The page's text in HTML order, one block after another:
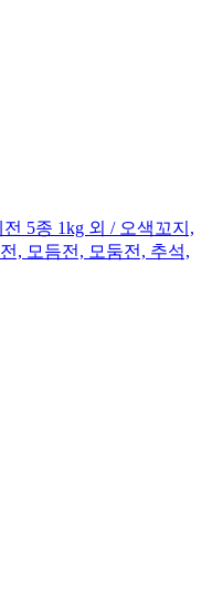
5종 1kg 외 / 오색꼬지,
, 모듬전, 모둠전, 추석,